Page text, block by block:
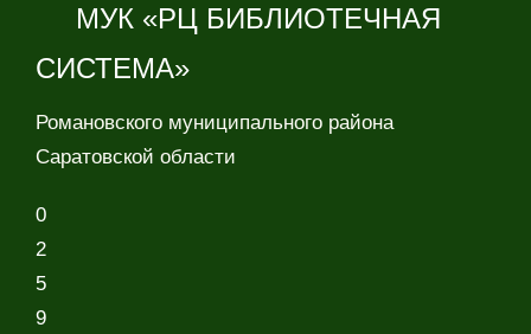
МУК «РЦ БИБЛИОТЕЧНАЯ
СИСТЕМА»
Романовского муниципального района
Саратовской области
0
2
5
9